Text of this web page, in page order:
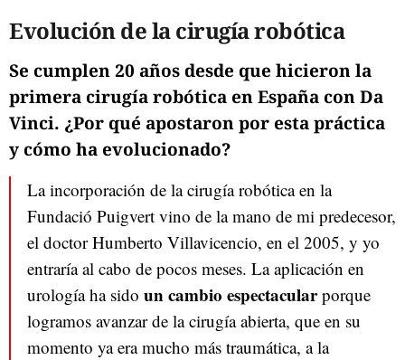
Evolución de la cirugía robótica
Se cumplen 20 años desde que hicieronla
primera cirugía robótica en España con Da
Vinci. ¿Por qué apostaron por esta práctica
y cómo ha evolucionado?
La incorporación de la cirugía robótica en la
Fundació Puigvert vino de la mano de mi predecesor,
el doctor Humberto Villavicencio, en el 2005, y yo
entraría al cabo de pocos meses. La aplicación en
urología ha sido un cambio espectacularporque
logramos avanzar de la cirugía abierta, que en su
momento ya era mucho más traumática, a la